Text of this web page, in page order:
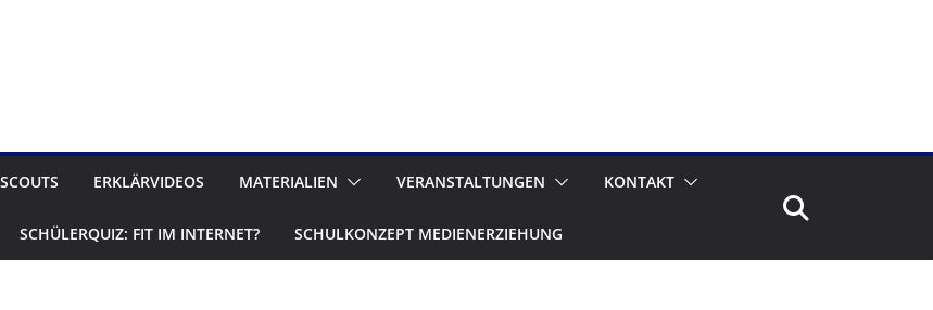
ERKLÄRVIDEOS MATERIALIEN VERANSTALTUNGEN KONTAKT
SCHÜLERQUIZ: FIT IM INTERNET? SCHULKONZEPT MEDIENERZIEHUNG